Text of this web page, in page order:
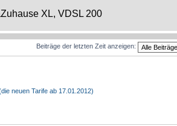
XL, VDSL 200
Beiträge der letzten Zeit anzeigen:
neuen Tarife ab 17.01.2012)